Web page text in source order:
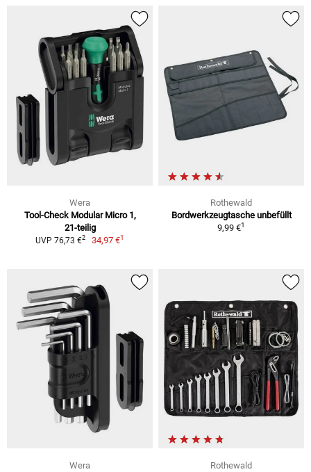
Wera
Tool-Check Modular Micro 1,
21-teilig
UVP 76,73 €2 34,97 €1
Rothewald
Bordwerkzeugtasche unbefüllt
9,99 €1
Wera
Rothewald